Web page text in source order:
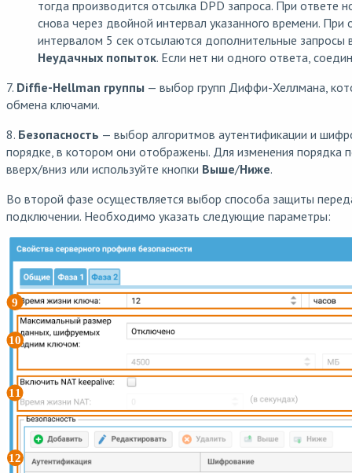
тогда производится отсылка DPD запроса. При ответе
снова через двойной интервал указанного времени. При
интервалом 5 сек отсылаются дополнительные запросы
Неудачных попыток. Если нет ни одного ответа,
7. Diffie-Hellman группы — выбор групп Диффи-Хеллмана,
обмена ключами.
8. Безопасность — выбор алгоритмов аутентификации и
порядке, в котором они отображены. Для изменения порядка
вверх/вниз или используйте кнопки Выше/Ниже.
Во второй фазе осуществляется выбор способа защиты
подключении. Необходимо указать следующие параметры: